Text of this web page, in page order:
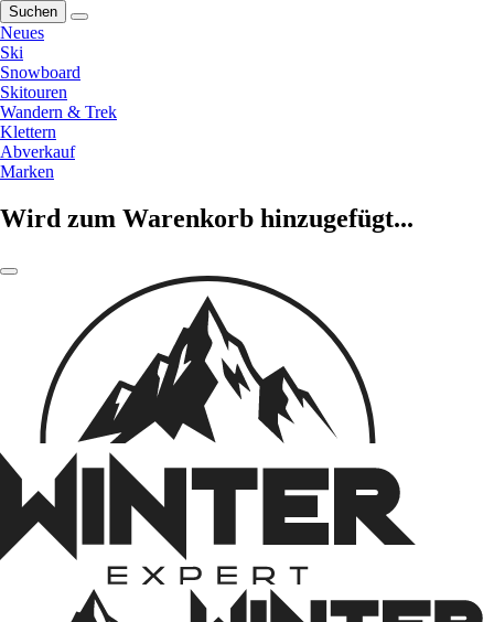
Suchen
Neues
Ski
Snowboard
Skitouren
Wandern & Trek
Klettern
Abverkauf
Marken
Wird zum Warenkorb hinzugefügt...